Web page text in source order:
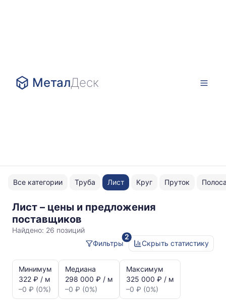
МеталДеск
Все категории Труба Лист Круг Пруток
Лист – цены и предложения
поставщиков
AISI
321
Найдено: 26 позиций
2
Фильтры
Скрыть статистику
динамика
цен:
Лист
Минимум
322 ₽ / м
–0 ₽ (0%)
Медиана
298 000 ₽ / м
–0 ₽ (0%)
Максимум
325 000 ₽ / м
–0 ₽ (0%)